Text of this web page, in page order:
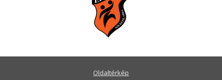
Oldaltérkép